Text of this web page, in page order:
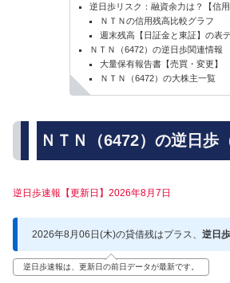
逆日歩リスク：融資余力は？【信用
ＮＴＮの信用残高比較グラフ
週末残高【日証金と東証】の表
ＮＴＮ（6472）の逆日歩関連情報
大量保有報告書【売買・変更】
ＮＴＮ（6472）の大株主一覧
ＮＴＮ（6472）の逆日歩
逆日歩速報【更新日】2026年8月7日
2026年8月06日(木)の貸借残はプラス、 逆日歩
逆日歩速報は、更新日の前日データが最新です。